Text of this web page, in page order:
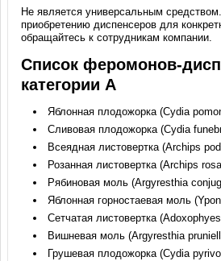
Не является универсальным
приобретению диспенсеров для
обращайтесь к сотрудникам компании.
Список феромонов-
категории А
Яблонная плодожорка (Cydia
Сливовая плодожорка (Cydia
Всеядная листовертка (Archips
Розанная листовертка (Archips
Рябиновая моль (Argyresthia
Яблонная горностаевая моль
Сетчатая листовертка
Вишневая моль (Argyresthia
Грушевая плодожорка (Cydia